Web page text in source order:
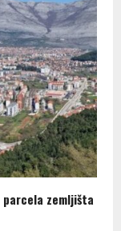
zemljišta